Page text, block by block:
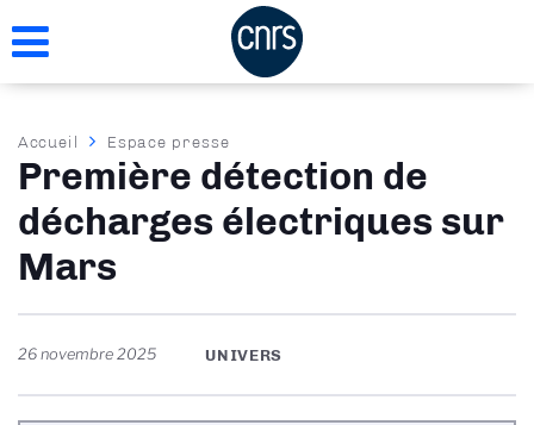
au
Fil
d'Ariane
Accueil Espace presse
Première détection de
décharges électriques sur
Mars
26 novembre 2025 UNIVERS